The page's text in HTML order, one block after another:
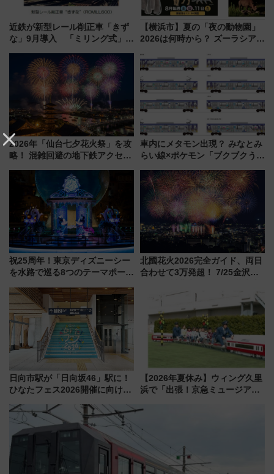
近鉄が新型レール削正車「きず
な」9月導入 「ミリング式」採
化！安全性や乗り心地の向上に
貢献するだけでなく、全線区で
活躍するための仕組みも
【横浜市】夏の「夜の動物園」
2026は何時から？ ズーラシア・
見どころ、限定イベントを徹底
解説！
2026年「仙台七夕花火祭」を攻
略！ 混雑回避の地下鉄アクセス
火前に楽しむ仙台観光ルートま
で解説！
車内にメタモン出現？ みなとみ
らい線×ポケモン「ブクブクうみ
行開始に！ この夏は直通列車で
横浜へ！
祝25周年！東京ディズニーシー
を水路で巡る8つのテーマポート
北國花火2026完全ガイド、両日
合わせて3万発超！ 7/25金沢大
会の日程・アクセス・観覧席ま
とめ（石川県）
日向市駅が「日向坂46」駅に！
ひなたフェス2026開催に向けJR
全力応援 夜行列車「ドリーム
おひさま号」も走る
【2026年夏休み】ウィング久里
浜で「出張！京急ミュージア
ラリーや子ども制服撮影も